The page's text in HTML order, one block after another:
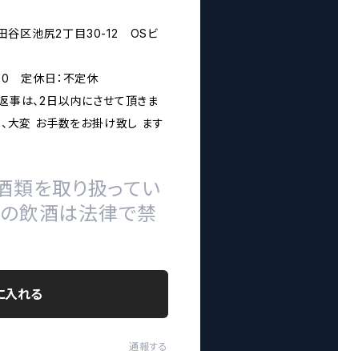
谷区池尻2丁目30-12 OSビ
定休日：不定休
事は、2日以内にさせて頂きま
大変 お手数をお掛け致し ます
類を取り扱ってい
飲酒は法律で禁
入れる
通報する